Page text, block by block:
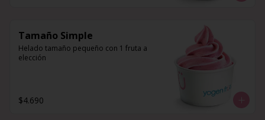
Tamaño Simple
Helado tamaño pequeño con 1 fruta a
elección
$4.690